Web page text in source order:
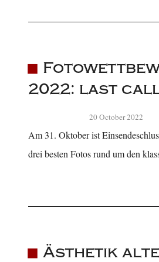
2022: last
20 October 2022
Am 31. Oktober ist
drei besten Fotos rund um den
Ästhetik